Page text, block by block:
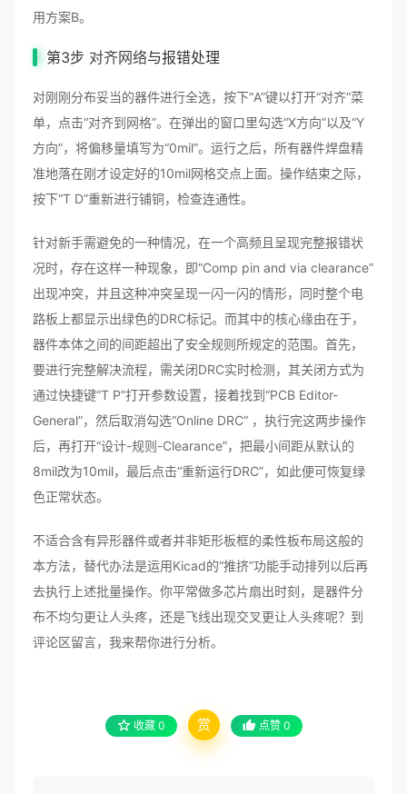
用方案B。
第3步 对齐网络与报错处理
对刚刚分布妥当的器件进行全选，按下“A”键以打开“对齐”菜
单，点击“对齐到网格”。在弹出的窗口里勾选“X方向”以及“Y
方向”，将偏移量填写为“0mil”。运行之后，所有器件焊盘精
准地落在刚才设定好的10mil网格交点上面。操作结束之际，
按下“T D”重新进行铺铜，检查连通性。
针对新手需避免的一种情况，在一个高频且呈现完整报错状
况时，存在这样一种现象，即“Comp pin and via clearance”
出现冲突，并且这种冲突呈现一闪一闪的情形，同时整个电
路板上都显示出绿色的DRC标记。而其中的核心缘由在于，
器件本体之间的间距超出了安全规则所规定的范围。首先，
要进行完整解决流程，需关闭DRC实时检测，其关闭方式为
通过快捷键“T P”打开参数设置，接着找到“PCB Editor-
General”，然后取消勾选“Online DRC” ，执行完这两步操作
后，再打开“设计-规则-Clearance”，把最小间距从默认的
8mil改为10mil，最后点击“重新运行DRC”，如此便可恢复绿
色正常状态。
不适合含有异形器件或者并非矩形板框的柔性板布局这般的
本方法，替代办法是运用Kicad的“推挤”功能手动排列以后再
去执行上述批量操作。你平常做多芯片扇出时刻，是器件分
布不均匀更让人头疼，还是飞线出现交叉更让人头疼呢？到
评论区留言，我来帮你进行分析。
收藏 0 赏 点赞 0